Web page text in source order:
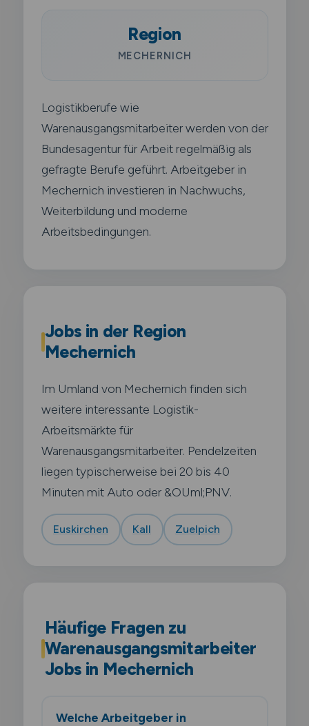
Region
MECHERNICH
Logistikberufe wie
Warenausgangsmitarbeiter werden von der
Bundesagentur für Arbeit regelmäßig als
gefragte Berufe geführt. Arbeitgeber in
Mechernich investieren in Nachwuchs,
Weiterbildung und moderne
Arbeitsbedingungen.
Jobs in der Region
Mechernich
Im Umland von Mechernich finden sich
weitere interessante Logistik-
Arbeitsmärkte für
Warenausgangsmitarbeiter. Pendelzeiten
liegen typischerweise bei 20 bis 40
Minuten mit Auto oder &OUml;PNV.
Euskirchen Kall Zuelpich
Häufige Fragen zu
Warenausgangsmitarbeiter
Jobs in Mechernich
Welche Arbeitgeber in